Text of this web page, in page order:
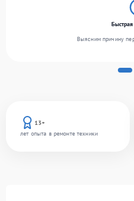
13+
лет опыта в ремонте техники
Выясним причину